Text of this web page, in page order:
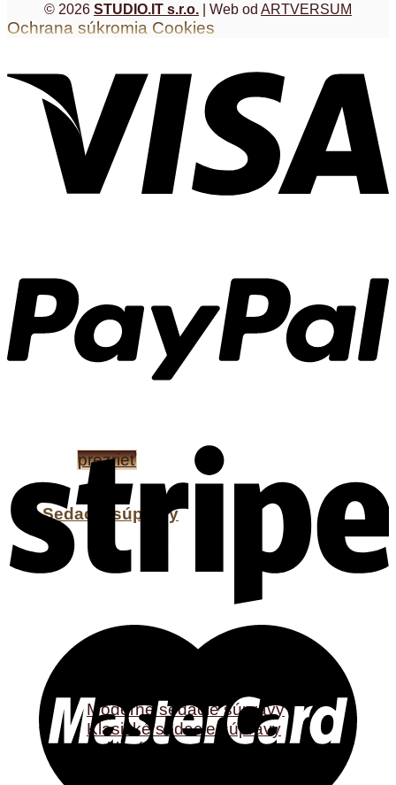
EXKLUZÍVNY NÁBYTOK
prezrieť
Sedacie súpravy
Sedacie súpravy
Moderné sedacie súpravy
Klasické sedacie súpravy
Exkluzívne sedacie súpravy
© 2026 STUDIO.IT s.r.o. | Web od ARTVERSUM
Ochrana súkromia Cookies